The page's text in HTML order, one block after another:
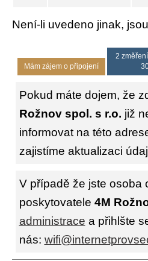
Není-li uvedeno jinak,
Mám zájem o připojení
2
Pokud máte dojem, že
Rožnov spol. s r.o. již
informovat na této
zajistíme aktualizaci
V případě že jste osoba
poskytovatele 4M
administrace a přihlšte
nás: